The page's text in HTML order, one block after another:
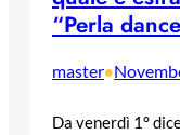
“Perla
master•
Da venerdì 1°